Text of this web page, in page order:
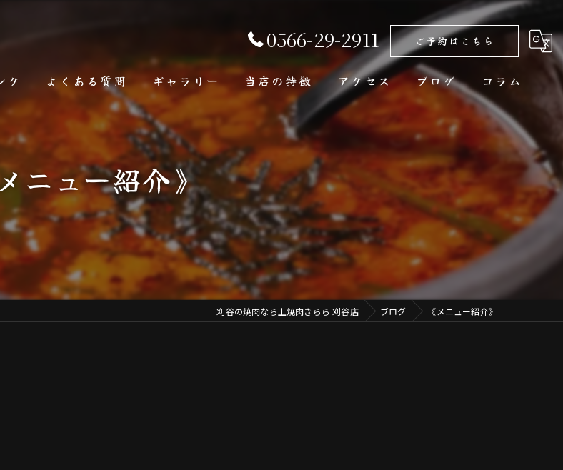
0566-29-2911 ご予約はこちら
ク よくある質問 ギャラリー 当店の特徴
タン
美味しい
安い
ディナー
記念日
アクセス ブログ コラム
ニュー紹介》
刈谷の焼肉なら上焼肉きらら 刈谷店 ブログ 《メニュー紹介》